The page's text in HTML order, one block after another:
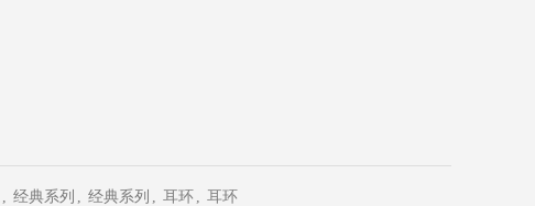
, 经典系列 , 经典系列 , 耳环 , 耳环